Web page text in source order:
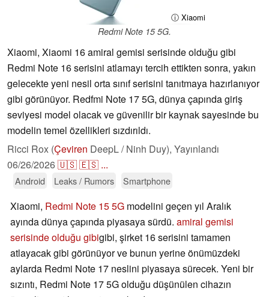
ⓘ Xiaomi
Redmi Note 15 5G.
Xiaomi, Xiaomi 16 amiral gemisi serisinde olduğu gibi
Redmi Note 16 serisini atlamayı tercih ettikten sonra, yakın
gelecekte yeni nesil orta sınıf serisini tanıtmaya hazırlanıyor
gibi görünüyor. Redfmi Note 17 5G, dünya çapında giriş
seviyesi model olacak ve güvenilir bir kaynak sayesinde bu
modelin temel özellikleri sızdırıldı.
Ricci Rox (Çeviren DeepL / Ninh Duy), Yayınlandı
06/26/2026🇺🇸🇪🇸 ...
Android Leaks / Rumors Smartphone
Xiaomi, Redmi Note 15 5G modelini geçen yıl Aralık
ayında dünya çapında piyasaya sürdü. amiral gemisi
serisinde olduğu gibigibi, şirket 16 serisini tamamen
atlayacak gibi görünüyor ve bunun yerine önümüzdeki
aylarda Redmi Note 17 neslini piyasaya sürecek. Yeni bir
sızıntı, Redmi Note 17 5G olduğu düşünülen cihazın